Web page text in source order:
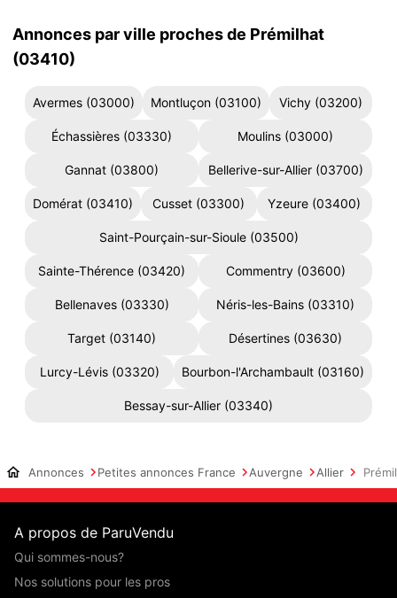
Annonces par ville proches de Prémilhat
(03410)
Avermes (03000) Montluçon (03100) Vichy (03200)
Échassières (03330) Moulins (03000)
Gannat (03800) Bellerive-sur-Allier (03700)
Domérat (03410) Cusset (03300) Yzeure (03400)
Saint-Pourçain-sur-Sioule (03500)
Sainte-Thérence (03420) Commentry (03600)
Bellenaves (03330) Néris-les-Bains (03310)
Target (03140) Désertines (03630)
Lurcy-Lévis (03320) Bourbon-l'Archambault (03160)
Bessay-sur-Allier (03340)
Annonces Petites annonces France Auvergne Allier
A propos de ParuVendu
Qui sommes-nous?
Nos solutions pour les pros